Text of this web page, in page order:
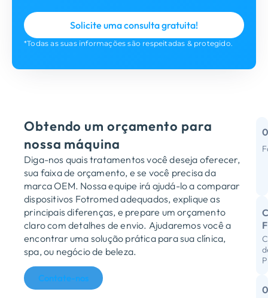
*Todas as suas informações são respeitadas & protegido.
Obtendo um orçamento para
nossa máquina
Diga-nos quais tratamentos você deseja oferecer,
sua faixa de orçamento, e se você precisa da
marca OEM. Nossa equipe irá ajudá-lo a comparar
dispositivos Fotromed adequados, explique as
principais diferenças, e prepare um orçamento
claro com detalhes de envio. Ajudaremos você a
encontrar uma solução prática para sua clínica,
spa, ou negócio de beleza.
Contate-nos
D